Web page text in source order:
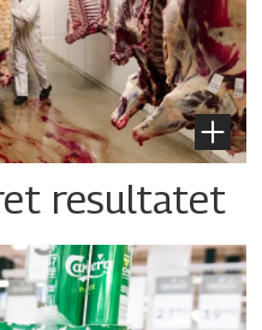
resultatet